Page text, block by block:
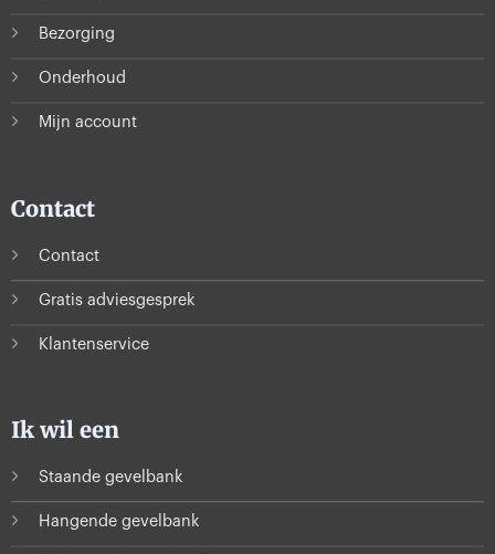
Bezorging
Onderhoud
Mijn account
Contact
Contact
Gratis adviesgesprek
Klantenservice
Ik wil een
Staande gevelbank
Hangende gevelbank